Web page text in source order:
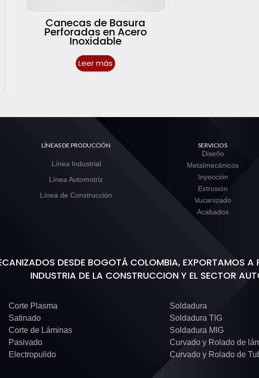
Canecas de Basura
Perforadas en Acero
Inoxidable
Leer más
LÍNEAS DE PRODUCCIÓN
Línea Industrial
Línea Automotriz
Línea de Construcción
SERVICIOS
Diseño
Metalmecánicos
Inyección
Extrusión
Vucanizado
Acabados
DESDE BOGOTÁ COLOMBIA, EXPORTAMOS
INDUSTRIA DE LA CONSTRUCCION Y EL SECTOR
Corte Plasma
Satinado
Corte de Láminas
Pasivado
Electropulido
Soldadura
Soldadura TIG
Soldadura MIG
Curvado y Rolado de
Curvado y Rolado de